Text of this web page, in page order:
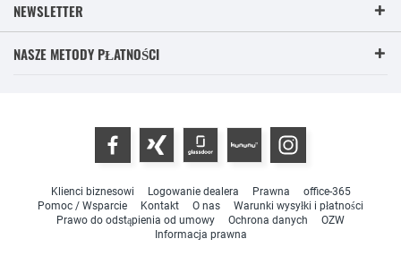
NEWSLETTER
NASZE METODY PŁATNOŚCI
Klienci biznesowi Logowanie dealera Prawna
office-365
Pomoc / Wsparcie
Kontakt O nas
Warunki wysyłki i płatności
Prawo do odstąpienia od umowy
Ochrona danych
OZW
Informacja prawna